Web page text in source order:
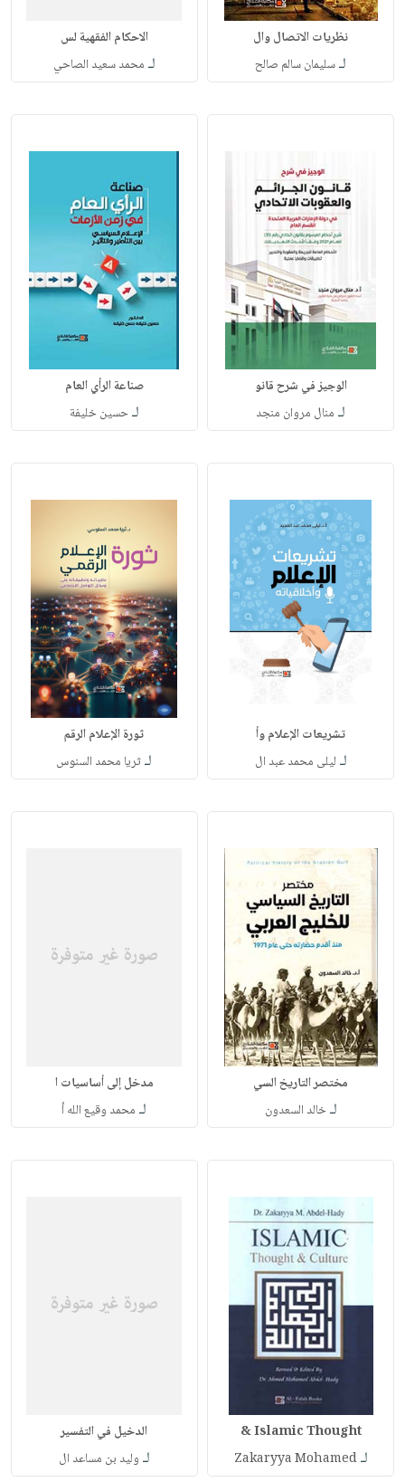
نظريات الاتصال وال
لـسليمان سالم صالح
الاحكام الفقهية لس
لـ محمد سعيد الصاحي
الوجيز في شرح قانو
لـ منال مروان منجد
صناعة الرأي العام
لـحسين خليفة
تشريعات الإعلام وأ
لـ ليلى محمد عبد ال
ثورة الإعلام الرقم
لـثريا محمد السنوس
مختصر التاريخ السي
لـخالد السعدون
مدخل إلى أساسيات ا
لـ محمد وقيع الله أ
Islamic Thought &
لـZakaryya Mohamed
الدخيل في التفسير
لـ وليد بن مساعد ال